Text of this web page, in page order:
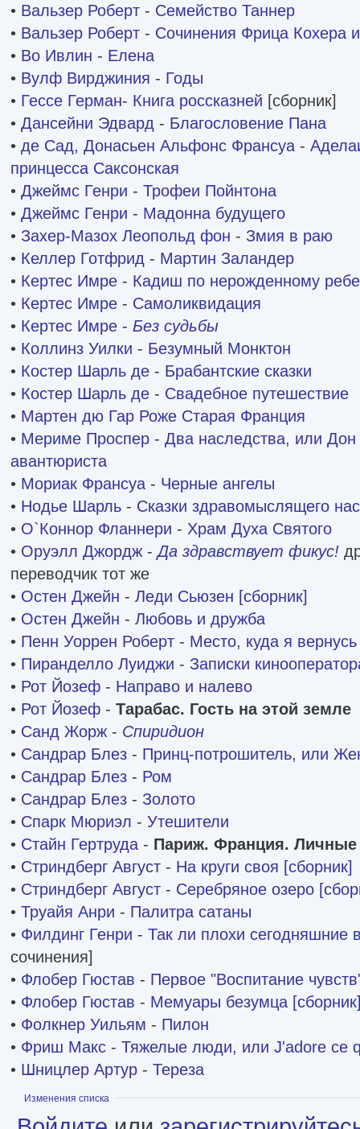
• Вальзер Роберт - Семейство Таннер
• Вальзер Роберт - Сочинения Фрица Кохера
• Во Ивлин - Елена
• Вулф Вирджиния - Годы
• Гессе Герман- Книга россказней [сборник]
• Дансейни Эдвард - Благословение Пана
• де Сад, Донасьен Альфонс Франсуа -
принцесса Саксонская
• Джеймс Генри - Трофеи Пойнтона
• Джеймс Генри - Мадонна будущего
• Захер-Мазох Леопольд фон - Змия в раю
• Келлер Готфрид - Мартин Заландер
• Кертес Имре - Кадиш по нерожденному
• Кертес Имре - Самоликвидация
• Кертес Имре - Без судьбы
• Коллинз Уилки - Безумный Монктон
• Костер Шарль де - Брабантские сказки
• Костер Шарль де - Свадебное путешествие
• Мартен дю Гар Роже Старая Франция
• Мериме Проспер - Два наследства, или
авантюриста
• Мориак Франсуа - Черные ангелы
• Нодье Шарль - Сказки здравомыслящего
• О`Коннор Фланнери - Храм Духа Святого
• Оруэлл Джордж -Да здравствует фикус!
переводчик тот же
• Остен Джейн - Леди Сьюзен [сборник]
• Остен Джейн - Любовь и дружба
• Пенн Уоррен Роберт - Место, куда я вернусь
• Пиранделло Луиджи - Записки
• Рот Йозеф - Направо и налево
• Рот Йозеф - Тарабас. Гость на этой земле
• Санд Жорж - Спиридион
• Сандрар Блез - Принц-потрошитель, или
• Сандрар Блез - Ром
• Сандрар Блез - Золото
• Спарк Мюриэл - Утешители
• Стайн Гертруда - Париж. Франция. Личные
• Стриндберг Август - На круги своя [сборник]
• Стриндберг Август - Серебряное озеро
• Труайя Анри - Палитра сатаны
• Филдинг Генри - Так ли плохи сегодняшние
сочинения]
• Флобер Гюстав - Первое "Воспитание
• Флобер Гюстав - Мемуары безумца
• Фолкнер Уильям - Пилон
• Фриш Макс - Тяжелые люди, или J'adore ce
• Шницлер Артур - Тереза
Показать
Изменения списка